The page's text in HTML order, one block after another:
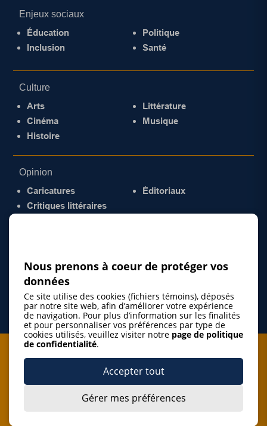
Enjeux sociaux
Éducation
Inclusion
Politique
Santé
Culture
Arts
Cinéma
Histoire
Littérature
Musique
Opinion
Caricatures
Critiques littéraires
Éditoriaux
Je m'abonne à l'infolettre
J’accepte de m’abonner à l’infolettre de La Gazette de la
Nous prenons à coeur de protéger vos
données
Ce site utilise des cookies (fichiers témoins), déposés
par notre site web, afin d’améliorer votre expérience
de navigation. Pour plus d’information sur les finalités
et pour personnaliser vos préférences par type de
cookies utilisés, veuillez visiter notre page de politique
de confidentialité.
Accepter tout
Gérer mes préférences